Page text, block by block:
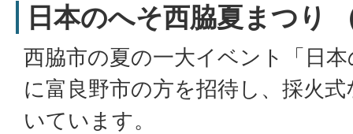
日本のへそ西脇夏まつり
西脇市の夏の一大イベント「日
に富良野市の方を招待し、採火
いています。